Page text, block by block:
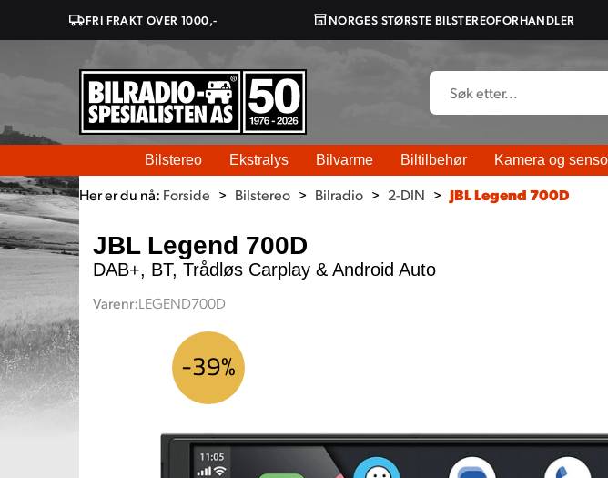
FRI FRAKT OVER 1000,- NORGES STØRSTE BILSTEREOFORHANDLER
Bilstereo Ekstralys Bilvarme Biltilbehør Kamera og
Her er du nå: Forside > Bilstereo > Bilradio > 2-DIN > JBL Legend 700D
JBL Legend 700D
DAB+, BT, Trådløs Carplay & Android Auto
Varenr:LEGEND700D
39%